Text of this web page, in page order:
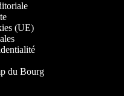
(UE)
du Bourg